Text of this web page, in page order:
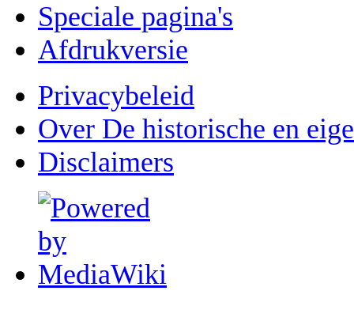
Speciale pagina's
Afdrukversie
Privacybeleid
Over De historische en
Disclaimers